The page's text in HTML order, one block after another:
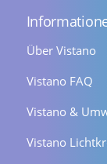
Über Vistano
Vistano FAQ
Vistano &
Vistano